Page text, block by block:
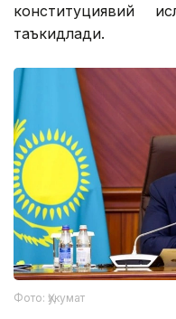
конституциявий
таъкидлади.
Фото: Ҳукумат